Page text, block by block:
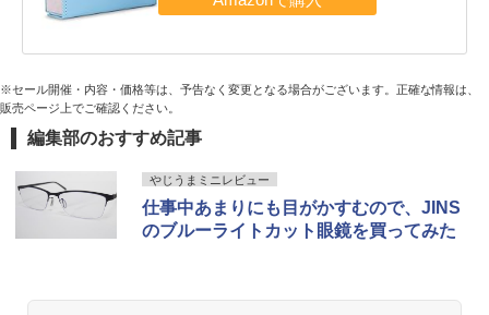
※セール開催・内容・価格等は、予告なく変更となる場合がございます。正確な情報は、
販売ページ上でご確認ください。
編集部のおすすめ記事
やじうまミニレビュー
仕事中あまりにも目がかすむので、JINS
のブルーライトカット眼鏡を買ってみた